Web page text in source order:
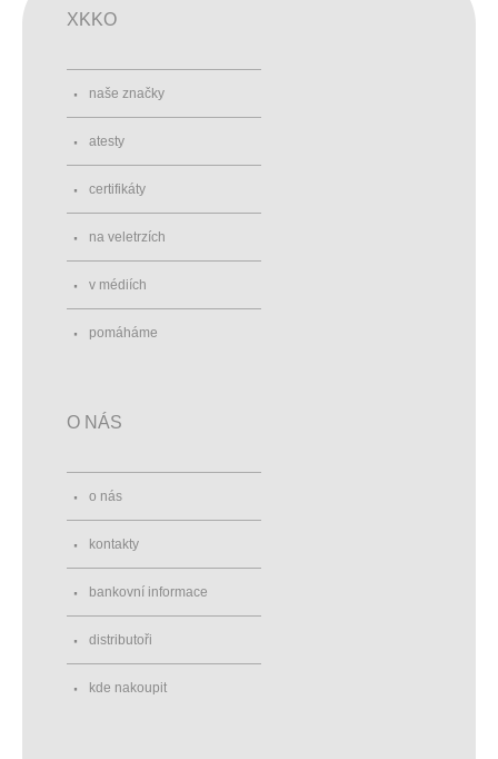
XKKO
naše značky
atesty
certifikáty
na veletrzích
v médiích
pomáháme
O NÁS
o nás
kontakty
bankovní informace
distributoři
kde nakoupit